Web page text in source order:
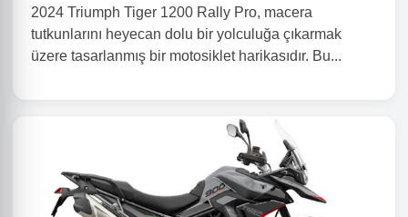
2024 Triumph Tiger 1200 Rally Pro, macera
tutkunlarını heyecan dolu bir yolculuğa çıkarmak
üzere tasarlanmış bir motosiklet harikasıdır. Bu...